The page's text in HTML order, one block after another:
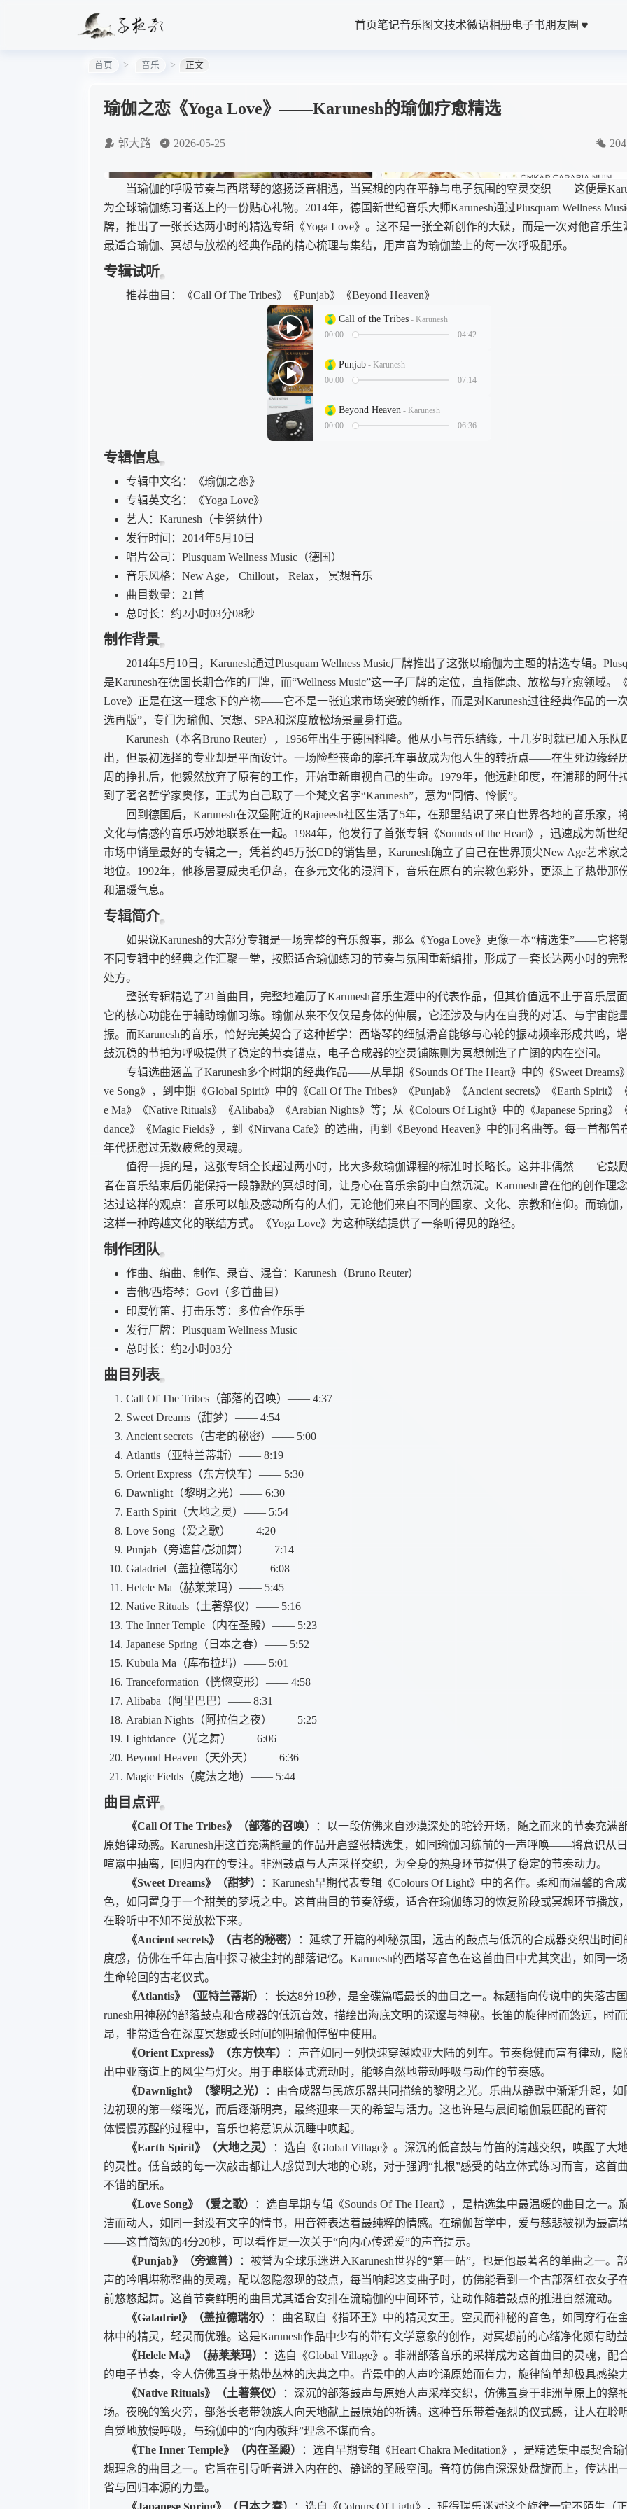
首页笔记音乐 图文技术微语相册电子书朋友圈
首页 音乐 正文
瑜伽之恋《Yoga Love》——Karunesh的瑜伽疗愈精选
郭大路 2026-05-25 204
当瑜伽的呼吸节奏与西塔琴的悠扬泛音相遇，当冥想的内在平静与电子氛围的空灵交织——这便是
为全球瑜伽练习者送上的一份贴心礼物。2014年，德国新世纪音乐大师Karunesh通过Plusquam Wellness
牌，推出了一张长达两小时的精选专辑《Yoga Love》。这不是一张全新创作的大碟，而是一次对他音乐生
最适合瑜伽、冥想与放松的经典作品的精心梳理与集结，用声音为瑜伽垫上的每一次呼吸配乐。
专辑试听
推荐曲目：《Call Of The Tribes》《Punjab》《Beyond Heaven》
专辑信息
专辑中文名：《瑜伽之恋》
专辑英文名：《Yoga Love》
艺人：Karunesh（卡努纳什）
发行时间：2014年5月10日
唱片公司：Plusquam Wellness Music（德国）
音乐风格：New Age， Chillout， Relax， 冥想音乐
曲目数量：21首
总时长：约2小时03分08秒
制作背景
2014年5月10日，Karunesh通过Plusquam Wellness Music厂牌推出了这张以瑜伽为主题的精选专辑。
是Karunesh在德国长期合作的厂牌，而“Wellness Music”这一子厂牌的定位，直指健康、放松与疗愈领域。
Love》正是在这一理念下的产物——它不是一张追求市场突破的新作，而是对Karunesh过往经典作品的一
选再版”，专门为瑜伽、冥想、SPA和深度放松场景量身打造。
Karunesh（本名Bruno Reuter），1956年出生于德国科隆。他从小与音乐结缘，十几岁时就已加入乐队
出，但最初选择的专业却是平面设计。一场险些丧命的摩托车事故成为他人生的转折点——在生死边缘经
周的挣扎后，他毅然放弃了原有的工作，开始重新审视自己的生命。1979年，他远赴印度，在浦那的阿什
到了著名哲学家奥修，正式为自己取了一个梵文名字“Karunesh”，意为“同情、怜悯”。
回到德国后，Karunesh在汉堡附近的Rajneesh社区生活了5年，在那里结识了来自世界各地的音乐家，
文化与情感的音乐巧妙地联系在一起。1984年，他发行了首张专辑《Sounds of the Heart》，迅速成为新世
市场中销量最好的专辑之一，凭着约45万张CD的销售量，Karunesh确立了自己在世界顶尖New Age艺术家
地位。1992年，他移居夏威夷毛伊岛，在多元文化的浸润下，音乐在原有的宗教色彩外，更添上了热带那
和温暖气息。
专辑简介
如果说Karunesh的大部分专辑是一场完整的音乐叙事，那么《Yoga Love》更像一本“精选集”——它将
不同专辑中的经典之作汇聚一堂，按照适合瑜伽练习的节奏与氛围重新编排，形成了一套长达两小时的完
处方。
整张专辑精选了21首曲目，完整地遍历了Karunesh音乐生涯中的代表作品，但其价值远不止于音乐
它的核心功能在于辅助瑜伽习练。瑜伽从来不仅仅是身体的伸展，它还涉及与内在自我的对话、与宇宙能
振。而Karunesh的音乐，恰好完美契合了这种哲学：西塔琴的细腻滑音能够与心轮的振动频率形成共鸣，
鼓沉稳的节拍为呼吸提供了稳定的节奏锚点，电子合成器的空灵铺陈则为冥想创造了广阔的内在空间。
专辑选曲涵盖了Karunesh多个时期的经典作品——从早期《Sounds Of The Heart》中的《Sweet Dreams
ve Song》，到中期《Global Spirit》中的《Call Of The Tribes》《Punjab》《Ancient secrets》《Earth Spirit》
e Ma》《Native Rituals》《Alibaba》《Arabian Nights》等；从《Colours Of Light》中的《Japanese Spring》
dance》《Magic Fields》，到《Nirvana Cafe》的选曲，再到《Beyond Heaven》中的同名曲等。每一首都曾
年代抚慰过无数疲惫的灵魂。
值得一提的是，这张专辑全长超过两小时，比大多数瑜伽课程的标准时长略长。这并非偶然——它鼓
者在音乐结束后仍能保持一段静默的冥想时间，让身心在音乐余韵中自然沉淀。Karunesh曾在他的创作理
达过这样的观点：音乐可以触及感动所有的人们，无论他们来自不同的国家、文化、宗教和信仰。而瑜伽
这样一种跨越文化的联结方式。《Yoga Love》为这种联结提供了一条听得见的路径。
制作团队
作曲、编曲、制作、录音、混音：Karunesh（Bruno Reuter）
吉他/西塔琴：Govi（多首曲目）
印度竹笛、打击乐等：多位合作乐手
发行厂牌：Plusquam Wellness Music
总时长：约2小时03分
曲目列表
Call Of The Tribes（部落的召唤）—— 4:37
Sweet Dreams（甜梦）—— 4:54
Ancient secrets（古老的秘密）—— 5:00
Atlantis（亚特兰蒂斯）—— 8:19
Orient Express（东方快车）—— 5:30
Dawnlight（黎明之光）—— 6:30
Earth Spirit（大地之灵）—— 5:54
Love Song（爱之歌）—— 4:20
Punjab（旁遮普/彭加舞）—— 7:14
Galadriel（盖拉德瑞尔）—— 6:08
Helele Ma（赫莱莱玛）—— 5:45
Native Rituals（土著祭仪）—— 5:16
The Inner Temple（内在圣殿）—— 5:23
Japanese Spring（日本之春）—— 5:52
Kubula Ma（库布拉玛）—— 5:01
Tranceformation（恍惚变形）—— 4:58
Alibaba（阿里巴巴）—— 8:31
Arabian Nights（阿拉伯之夜）—— 5:25
Lightdance（光之舞）—— 6:06
Beyond Heaven（天外天）—— 6:36
Magic Fields（魔法之地）—— 5:44
曲目点评
《Call Of The Tribes》（部落的召唤）
：以一段仿佛来自沙漠深处的驼铃开场，随之而来的节奏充满
原始律动感。Karunesh用这首充满能量的作品开启整张精选集，如同瑜伽习练前的一声呼唤——将意识从
喧嚣中抽离，回归内在的专注。非洲鼓点与人声采样交织，为全身的热身环节提供了稳定的节奏动力。
《Sweet Dreams》（甜梦）
：Karunesh早期代表专辑《Colours Of Light》中的名作。柔和而温馨的合
色，如同置身于一个甜美的梦境之中。这首曲目的节奏舒缓，适合在瑜伽练习的恢复阶段或冥想环节播放
在聆听中不知不觉放松下来。
《Ancient secrets》（古老的秘密）
：延续了开篇的神秘氛围，远古的鼓点与低沉的合成器交织出时间
度感，仿佛在千年古庙中探寻被尘封的部落记忆。Karunesh的西塔琴音色在这首曲目中尤其突出，如同一
生命轮回的古老仪式。
《Atlantis》（亚特兰蒂斯）
：长达8分19秒，是全碟篇幅最长的曲目之一。标题指向传说中的失落古
runesh用神秘的部落鼓点和合成器的低沉音效，描绘出海底文明的深邃与神秘。长笛的旋律时而悠远，时
昂，非常适合在深度冥想或长时间的阴瑜伽停留中使用。
《Orient Express》（东方快车）
：声音如同一列快速穿越欧亚大陆的列车。节奏稳健而富有律动，隐
出中亚商道上的风尘与灯火。用于串联体式流动时，能够自然地带动呼吸与动作的节奏感。
《Dawnlight》（黎明之光）
：由合成器与民族乐器共同描绘的黎明之光。乐曲从静默中渐渐升起，如
边初现的第一缕曙光，而后逐渐明亮，最终迎来一天的希望与活力。这也许是与晨间瑜伽最匹配的音符
体慢慢苏醒的过程中，音乐也将意识从沉睡中唤起。
《Earth Spirit》（大地之灵）
：选自《Global Village》。深沉的低音鼓与竹笛的清越交织，唤醒了大
的灵性。低音鼓的每一次敲击都让人感觉到大地的心跳，对于强调“扎根”感受的站立体式练习而言，这首
不错的配乐。
《Love Song》（爱之歌）
：选自早期专辑《Sounds Of The Heart》，是精选集中最温暖的曲目之一。
洁而动人，如同一封没有文字的情书，用音符表达着最纯粹的情感。在瑜伽哲学中，爱与慈悲被视为最高
——这首简短的4分20秒，可以看作是一次关于“向内心传递爱”的声音提示。
《Punjab》（旁遮普）
：被誉为全球乐迷进入Karunesh世界的“第一站”，也是他最著名的单曲之一。
声的吟唱堪称整曲的灵魂，配以忽隐忽现的鼓点，每当响起这支曲子时，仿佛能看到一个古部落红衣女子
前悠悠起舞。这首节奏鲜明的曲目尤其适合安排在流瑜伽的中间环节，让动作随着鼓点的推进自然流动。
《Galadriel》（盖拉德瑞尔）
：曲名取自《指环王》中的精灵女王。空灵而神秘的音色，如同穿行在
林中的精灵，轻灵而优雅。这是Karunesh作品中少有的带有文学意象的创作，对冥想前的心绪净化颇有助益
《Helele Ma》（赫莱莱玛）
：选自《Global Village》。非洲部落音乐的采样成为这首曲目的灵魂，配
的电子节奏，令人仿佛置身于热带丛林的庆典之中。背景中的人声吟诵原始而有力，旋律简单却极具感染力
《Native Rituals》（土著祭仪）
：深沉的部落鼓声与原始人声采样交织，仿佛置身于非洲草原上的祭
场。夜晚的篝火旁，部落长老带领族人向天地献上最原始的祈祷。这种音乐带着强烈的仪式感，让人在聆
自觉地放慢呼吸，与瑜伽中的“向内敬拜”理念不谋而合。
《The Inner Temple》（内在圣殿）
：选自早期专辑《Heart Chakra Meditation》，是精选集中最契合瑜
想理念的曲目之一。它旨在引导听者进入内在的、静谧的圣殿空间。音符仿佛自深深处盘旋而上，传达出
省与回归本源的力量。
《Japanese Spring》（日本之春）
：选自《Colours Of Light》，班得瑞乐迷对这个旋律一定不陌生（